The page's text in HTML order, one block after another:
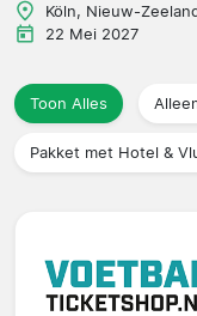
Competities
Reisorganisaties
Köln, Nieuw-
22 Mei 2027
Toon Alles
Pakket met Hotel &